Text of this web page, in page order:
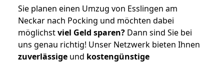
Sie planen einen Umzug von Esslingen am
Neckar nach Pocking und möchten dabei
möglichstviel Geld sparen? Dann sind Sie bei
uns genau richtig! Unser Netzwerk bieten Ihnen
zuverlässige und kostengünstige